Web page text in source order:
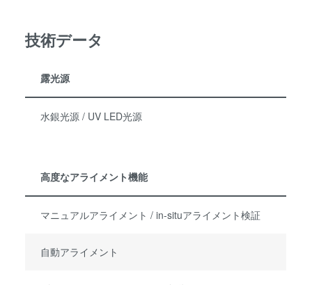
技術データ
露光源
水銀光源 / UV LED光源
高度なアライメント機能
マニュアルアライメント / in-situアライメント検証
自動アライメント